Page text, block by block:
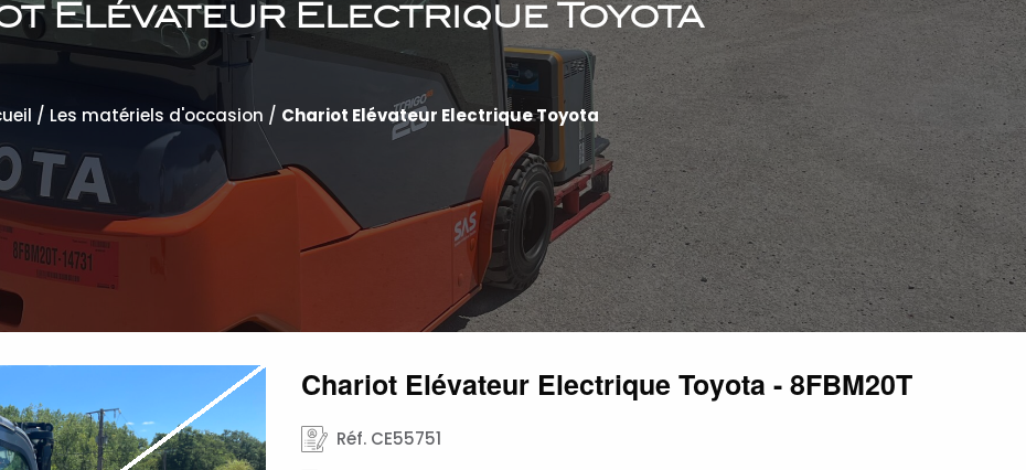
Elévateur Electrique Toyota
/ Les matériels d'occasion / Chariot Elévateur Electrique Toyota
Chariot Elévateur Electrique Toyota - 8FBM20T
Réf. CE55751